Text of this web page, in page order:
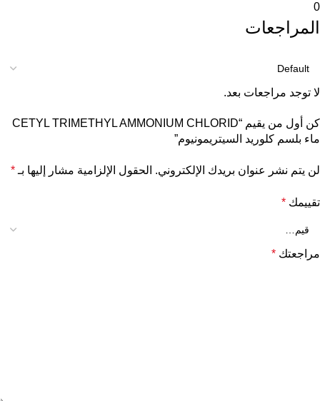
0
المراجعات
لا توجد مراجعات بعد.
كن أول من يقيم “CETYL TRIMETHYL AMMONIUM CHLORID
ماء بلسم كلوريد السيتريمونيوم”
لن يتم نشر عنوان بريدك الإلكتروني. الحقول الإلزامية مشار إليها بـ *
تقييمك *
مراجعتك *